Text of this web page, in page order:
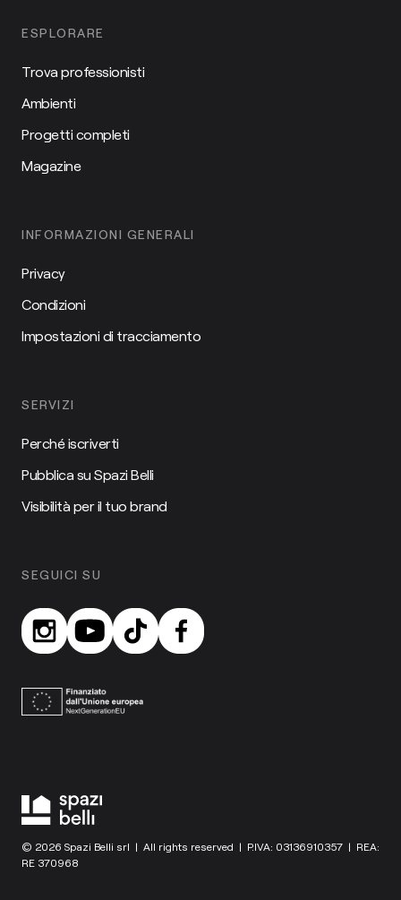
ESPLORARE
Trova professionisti
Ambienti
Progetti completi
Magazine
INFORMAZIONI GENERALI
Privacy
Condizioni
Impostazioni di tracciamento
SERVIZI
Perché iscriverti
Pubblica su Spazi Belli
Visibilità per il tuo brand
SEGUICI SU
© 2026 Spazi Belli srl | All rights reserved | P.IVA: 03136910357 | REA:
RE 370968